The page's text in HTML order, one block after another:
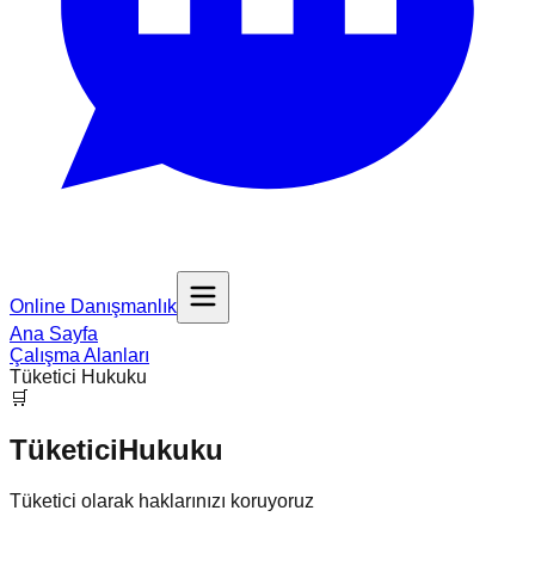
Online Danışmanlık
Ana Sayfa
Çalışma Alanları
Tüketici Hukuku
🛒
TüketiciHukuku
Tüketici olarak haklarınızı koruyoruz